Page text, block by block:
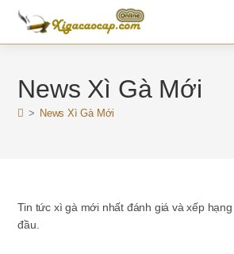
Skip
content
News Xì Gà Mới
> News Xì Gà Mới
Tin tức xì gà mới nhất đánh giá và xếp
đầu.